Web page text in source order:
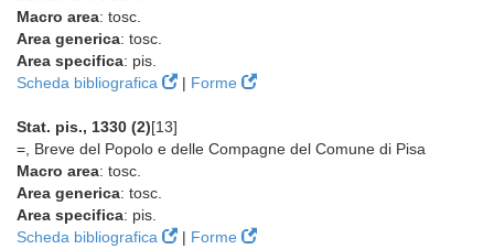
Macro area: tosc.
Area generica: tosc.
Area specifica: pis.
Scheda bibliografica
| Forme
Stat. pis., 1330 (2)[13]
=, Breve del Popolo e delle Compagne del Comune di Pisa
Macro area: tosc.
Area generica: tosc.
Area specifica: pis.
Scheda bibliografica
| Forme